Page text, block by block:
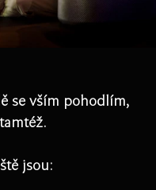
se vším pohodlím,
jsou: